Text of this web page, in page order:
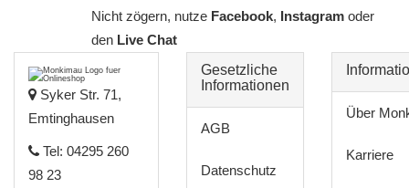
Nicht zögern, nutze Facebook, Instagram oder
denLive Chat
Syker Str. 71,
Emtinghausen
Tel: 04295 260
98 23
Gesetzliche
Informationen
AGB
Datenschutz
Über
Karriere